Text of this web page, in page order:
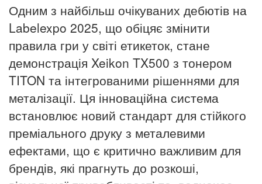
Одним з найбільш очікуваних дебютів на
Labelexpo 2025, що обіцяє змінити
правила гри у світі етикеток, стане
демонстрація Xeikon TX500 з тонером
TITON та інтегрованими рішеннями для
металізації. Ця інноваційна система
встановлює новий стандарт для стійкого
преміального друку з металевими
ефектами, що є критично важливим для
брендів, які прагнуть до розкоші,